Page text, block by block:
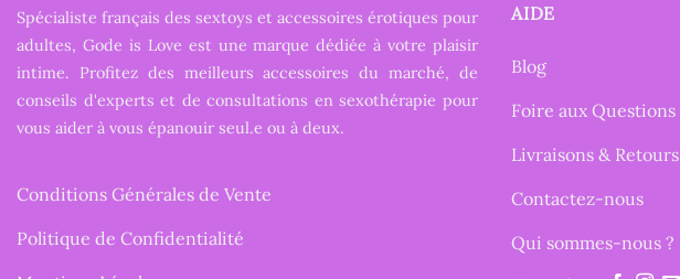
Spécialiste français des sextoys et accessoires érotiques pour
adultes, Gode is Love est une marque dédiée à votre plaisir
intime. Profitez des meilleurs accessoires du marché, de
conseils d'experts et de consultations en sexothérapie pour
vous aider à vous épanouir seul.e ou à deux.
Conditions Générales de Vente
Politique de Confidentialité
AIDE
Blog
Foire aux Questions
Livraisons & Retours
Contactez-nous
Qui sommes-nous ?